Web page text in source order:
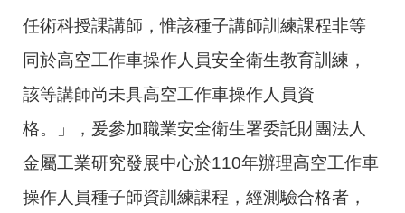
任術科授課講師，惟該種子講師訓練課程非等
同於高空工作車操作人員安全衛生教育訓練，
該等講師尚未具高空工作車操作人員資
格。」，爰參加職業安全衛生署委託財團法人
金屬工業研究發展中心於110年辦理高空工作車
操作人員種子師資訓練課程，經測驗合格者，